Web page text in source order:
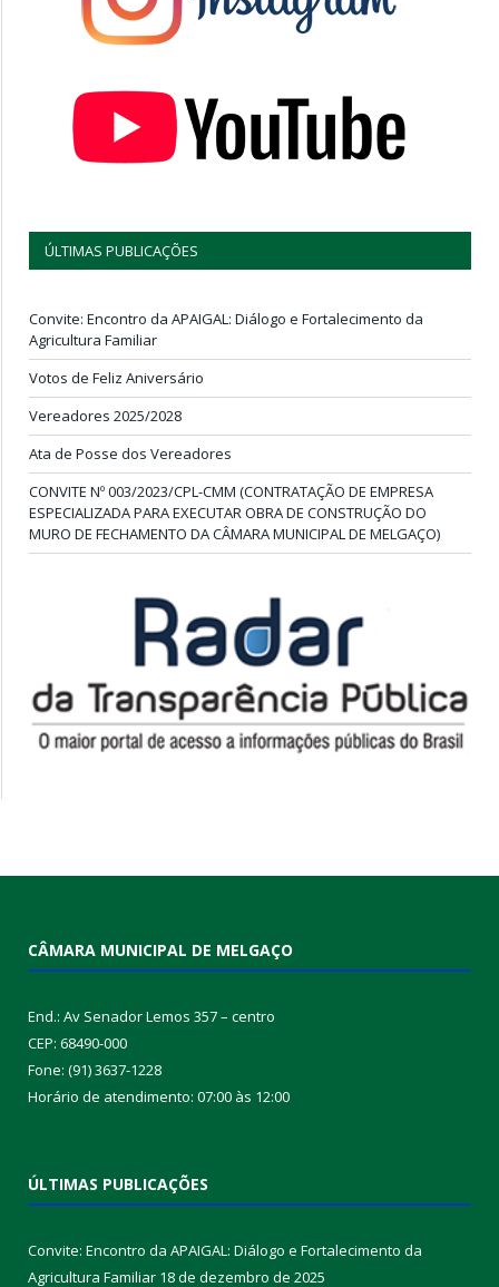
ÚLTIMAS PUBLICAÇÕES
Convite: Encontro da APAIGAL: Diálogo e Fortalecimento da
Agricultura Familiar
Votos de Feliz Aniversário
Vereadores 2025/2028
Ata de Posse dos Vereadores
CONVITE Nº 003/2023/CPL-CMM (CONTRATAÇÃO DE EMPRESA
ESPECIALIZADA PARA EXECUTAR OBRA DE CONSTRUÇÃO DO
MURO DE FECHAMENTO DA CÂMARA MUNICIPAL DE MELGAÇO)
CÂMARA MUNICIPAL DE MELGAÇO
End.: Av Senador Lemos 357 – centro
CEP: 68490-000
Fone: (91) 3637-1228
Horário de atendimento: 07:00 às 12:00
ÚLTIMAS PUBLICAÇÕES
Convite: Encontro da APAIGAL: Diálogo e Fortalecimento da
Agricultura Familiar 18 de dezembro de 2025